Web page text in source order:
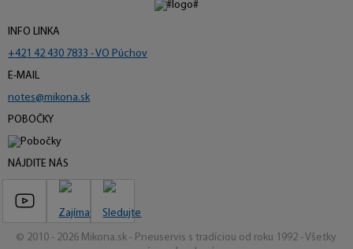
INFO LINKA
+421 42 430 7833 - VO Púchov
E-MAIL
notes@mikona.sk
POBOČKY
NÁJDITE NÁS
© 2010 - 2026 Mikona.sk - Pneuservis s tradíciou od roku 1992 - Všetky